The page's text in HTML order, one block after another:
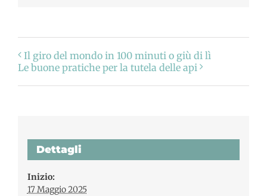
Il giro del mondo in 100 minuti o giù di lì
Le buone pratiche per la tutela delle api
Dettagli
Inizio:
17 Maggio 2025